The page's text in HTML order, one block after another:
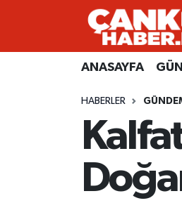
ANASAYFA
HABERLER
ANASAYFA
Künye
Gizlilik Sözleşmesi
BİYOGRAFİLER
Merkez Hava Durumu
Süper Lig Puan Durumu
Tüm Manşetler
Son Dakika Haberleri